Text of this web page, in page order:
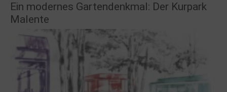
Ein modernes Gartendenkmal: Der Kurpark
Malente